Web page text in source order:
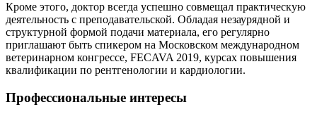
Кроме этого, доктор всегда успешно совмещал практическую
деятельность с преподавательской. Обладая незаурядной и
структурной формой подачи материала, его регулярно
приглашают быть спикером на Московском международном
ветеринарном конгрессе, FECAVA 2019, курсах повышения
квалификации по рентгенологии и кардиологии.
Профессиональные интересы